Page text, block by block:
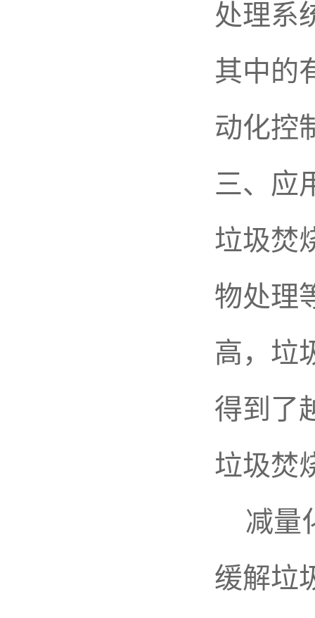
处理系
其中的
动化控
三、应
垃圾焚
物处理
高，垃
得到了
垃圾焚
减量
缓解垃